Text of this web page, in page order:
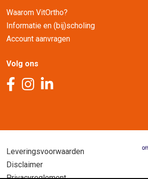
Waarom VitOrtho?
Informatie en (bij)scholing
Account aanvragen
Volg ons
Leveringsvoorwaarden
Disclaimer